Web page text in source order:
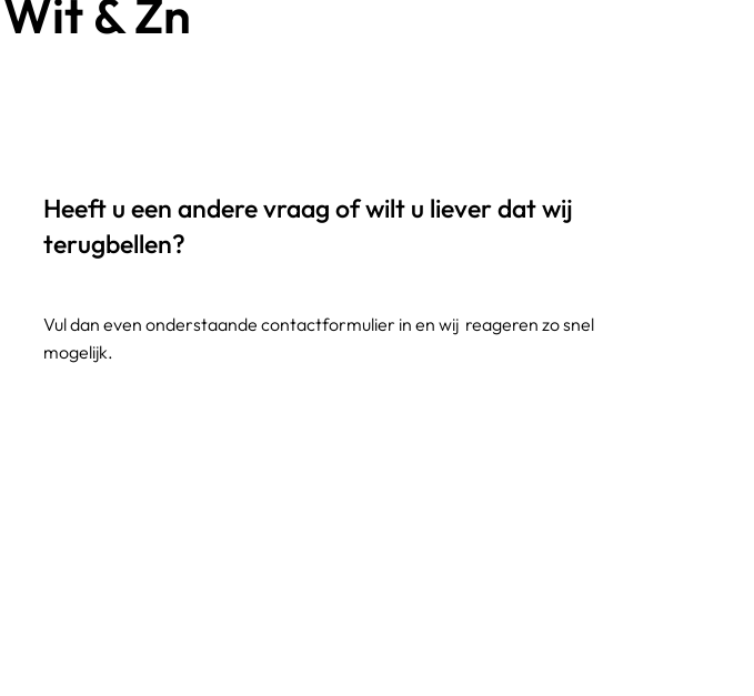
Heeft u een andere vraag of wilt u liever dat wij
terugbellen?
Vul dan even onderstaande contactformulier in en wij reageren zo snel
mogelijk.
& Zn